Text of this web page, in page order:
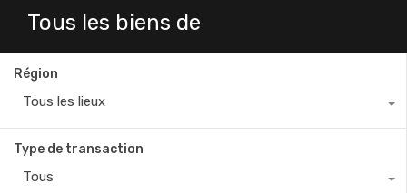
Tous les biens de
Région
Tous les lieux
Type de transaction
Tous